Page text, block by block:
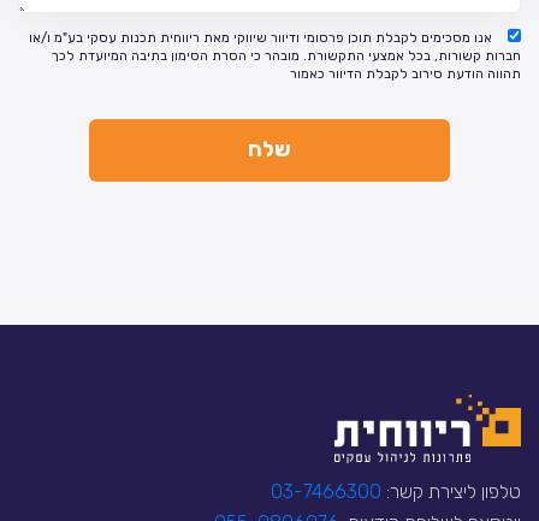
אנו מסכימים לקבלת תוכן פרסומי ודיוור שיווקי מאת ריווחית תכנות עסקי בע"מ ו/או
חברות קשורות, בכל אמצעי התקשורת. מובהר כי הסרת הסימון בתיבה המיועדת לכך
תהווה הודעת סירוב לקבלת הדיוור כאמור
טלפון ליצירת קשר: 03-7466300